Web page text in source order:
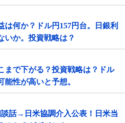
何か？ドル円157円台。日銀利
いか。投資戦略は？
まで下がる？投資戦略は？ドル
能性が高いと予想。
談話→日米協調介入公表！日米当